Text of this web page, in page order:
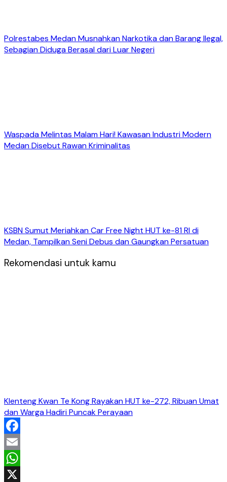
Polrestabes Medan Musnahkan Narkotika dan Barang Ilegal,
Sebagian Diduga Berasal dari Luar Negeri
Waspada Melintas Malam Hari! Kawasan Industri Modern
Medan Disebut Rawan Kriminalitas
KSBN Sumut Meriahkan Car Free Night HUT ke-81 RI di
Medan, Tampilkan Seni Debus dan Gaungkan Persatuan
Rekomendasi untuk kamu
Klenteng Kwan Te Kong Rayakan HUT ke-272, Ribuan Umat
dan Warga Hadiri Puncak Perayaan
Facebook
Email
WhatsApp